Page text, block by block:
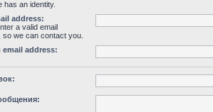
has an identity.
address:
a valid email
so we can contact you.
email address: